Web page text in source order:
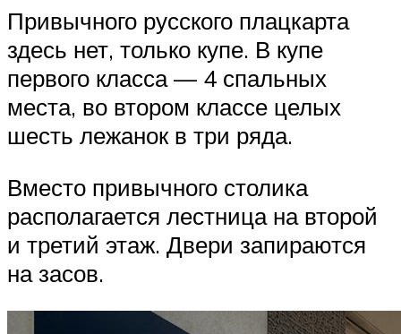
Привычного русского плацкарта
здесь нет, только купе. В купе
первого класса — 4 спальных
места, во втором классе целых
шесть лежанок в три ряда.
Вместо привычного столика
располагается лестница на второй
и третий этаж. Двери запираются
на засов.